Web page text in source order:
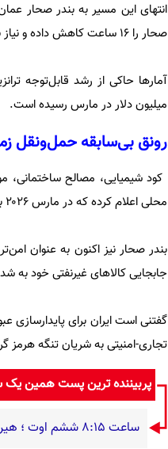
انتهای این مسیر به بندر صحار
صحار را ۱۶ ساعت کاهش داده و نیاز به عبور از امارات را حذف کرده است.
میلیون دلار در مارس رسیده است.
رونق بی‌سابقه حمل‌ونقل
کود شیمیایی، مصالح ساختمانی،
محلی اعلام کرده که در مارس ۲۰۲۶ به تنهایی بیش از کل درآمد سال ۲۰۲۵ خود را ثبت کرده است.
بندر صحار نیز اکنون به عنوان
جابجایی کالاهای غیرنفتی خود
گفتنی است ایران برای پایدارسازی
تجاری-امنیتی به شریان تنگه هرمز
پربیننده ترین پست همین
ساعت ۸:۱۵ ششم اوت ؛ هیروشیما / وقتی شهر در دیگ قیر می‌جوشید